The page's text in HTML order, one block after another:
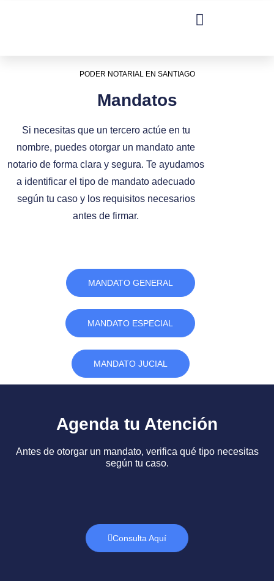
PODER NOTARIAL EN SANTIAGO
Mandatos
Si necesitas que un tercero actúe en tu
nombre, puedes otorgar un mandato ante
notario de forma clara y segura. Te ayudamos
a identificar el tipo de mandato adecuado
según tu caso y los requisitos necesarios
antes de firmar.
MANDATO GENERAL
MANDATO ESPECIAL
MANDATO JUCIAL
Agenda tu Atención
Antes de otorgar un mandato, verifica qué tipo necesitas
según tu caso.
Consulta Aquí